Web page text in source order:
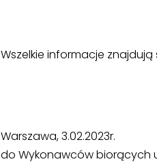
Wszelkie informacje
Warszawa, 3.02.2023r.
do Wykonawców biorących